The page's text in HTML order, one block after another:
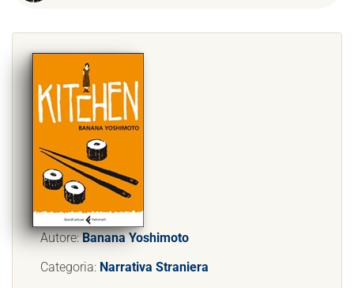
Autore:Banana Yoshimoto
Categoria: Narrativa Straniera